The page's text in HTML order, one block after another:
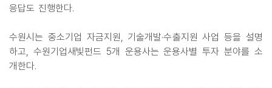
응답도 진행한다.
수원시는 중소기업 자금지원, 기술개발·수출지원 사업 등을 설명
하고, 수원기업새빛펀드 5개 운용사는 운용사별 투자 분야를 소
개한다.